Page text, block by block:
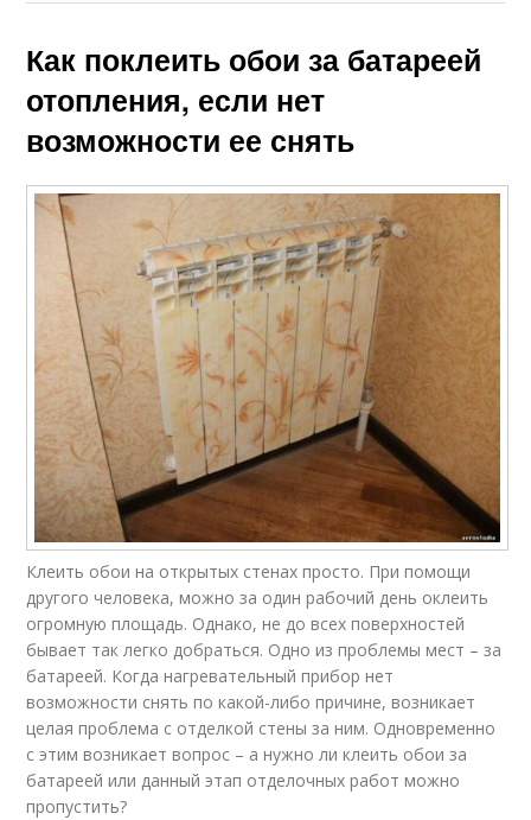
Как поклеить обои за батареей
отопления, если нет
возможности ее снять
Клеить обои на открытых стенах просто. При помощи
другого человека, можно за один рабочий день оклеить
огромную площадь. Однако, не до всех поверхностей
бывает так легко добраться. Одно из проблемы мест – за
батареей. Когда нагревательный прибор нет
возможности снять по какой-либо причине, возникает
целая проблема с отделкой стены за ним. Одновременно
с этим возникает вопрос – а нужно ли клеить обои за
батареей или данный этап отделочных работ можно
пропустить?